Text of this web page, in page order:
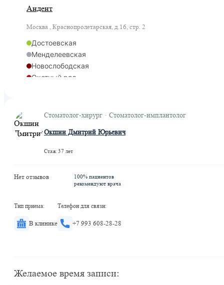
Андент
Москва , Краснопролетарская, д.16, стр. 2
Достоевская
Менделеевская
Новослободская
Охотный ряд
Савеловская
Савеловская
Савёловская
Стоматолог-хирург · Стоматолог-имплантолог
Окшин Дмитрий Юрьевич
Стаж 37 лет
Нет отзывов
100% пациентов
рекомендуют врача
Тип приема:
В клинике
Телефон для связи:
+7 993 608-28-28
Желаемое время записи: